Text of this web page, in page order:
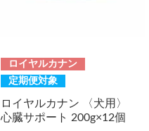
ロイヤルカナン
定期便対象
ロイヤルカナン 〈犬用〉
心臓サポート 200g×12個